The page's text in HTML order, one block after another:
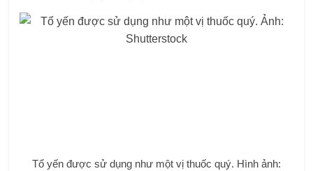
Tổ yến được sử dụng như một vị thuốc quý. Hình ảnh: